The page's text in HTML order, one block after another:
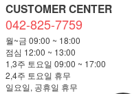
CUSTOMER CENTER
042-825-7759
월~금 09:00 ~ 18:00
점심 12:00 ~ 13:00
1,3주 토요일 09:00 ~ 17:00
2,4주 토요일 휴무
일요일, 공휴일 휴무